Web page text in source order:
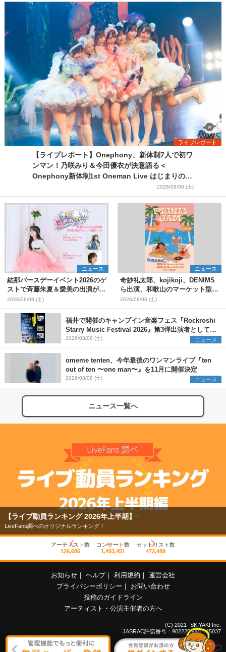
ライブレポート
【ライブレポート】Onephony、新体制7人で初ワ
ンマン！乃咲みり＆今田優衣が決意語る＜
Onephony新体制1st Oneman Live はじまりの夏
2026/08/08 (土)
ニュース
結那バースデーイベント2026のゲ
ストで斉藤朱夏＆愛美の出演が決
定
2026/08/08 (土)
ニュース
奇妙礼太郎、kojikoji、DENIMS
ら出演、和歌山のマーケット型野
外イベント『PICNIC JAM
2026』早割チケット発売開始
2026/08/08 (土)
福井で開催のキャンプイン音楽フェス『Rockroshi
Starry Music Festival 2026』第3弾出演者として
SCOOBIE DO、かりゆし58、Reiを発表
2026/08/08 (土) ニュース
omeme tenten、今年最後のワンマンライブ『ten
out of ten 〜one man〜』を11月に開催決定
2026/08/08 (土) ニュース
ニュース一覧へ
【ライブ動員ランキング 2026年上半期】
LiveFans調べのオリジナルランキング！
アーティスト数
126,686
コンサート数
1,493,451
セットリスト数
472,488
お知らせ ヘルプ 利用規約
運営会社
プライバシーポリシー
お問い合わせ
投稿のガイドライン
アーティスト・公演主催者の方へ
(C) 2021- SKIYAKI Inc.
JASRAC許諾番号：9022255001Y45037